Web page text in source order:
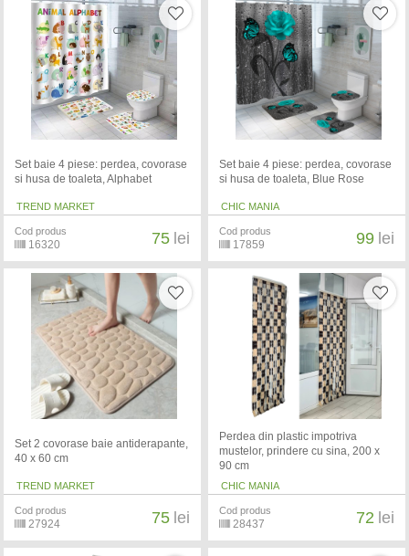
Set baie 4 piese: perdea, covorase
si husa de toaleta, Alphabet
TREND MARKET
Cod produs
16320 75 lei
Set baie 4 piese: perdea, covorase
si husa de toaleta, Blue Rose
CHIC MANIA
Cod produs
17859 99 lei
Set 2 covorase baie antiderapante,
40 x 60 cm
TREND MARKET
Cod produs
27924 75 lei
Perdea din plastic impotriva
mustelor, prindere cu sina, 200 x
90 cm
CHIC MANIA
Cod produs
28437 72 lei